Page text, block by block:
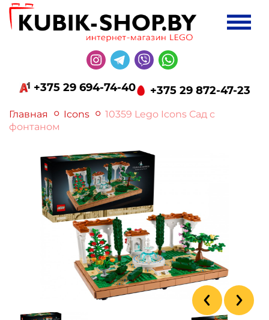
+375 29 694-74-40 +375 29 872-47-23
Главная Icons
10359 Lego Icons Сад с
фонтаном